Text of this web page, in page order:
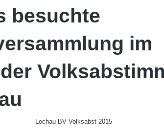
besuchte
im